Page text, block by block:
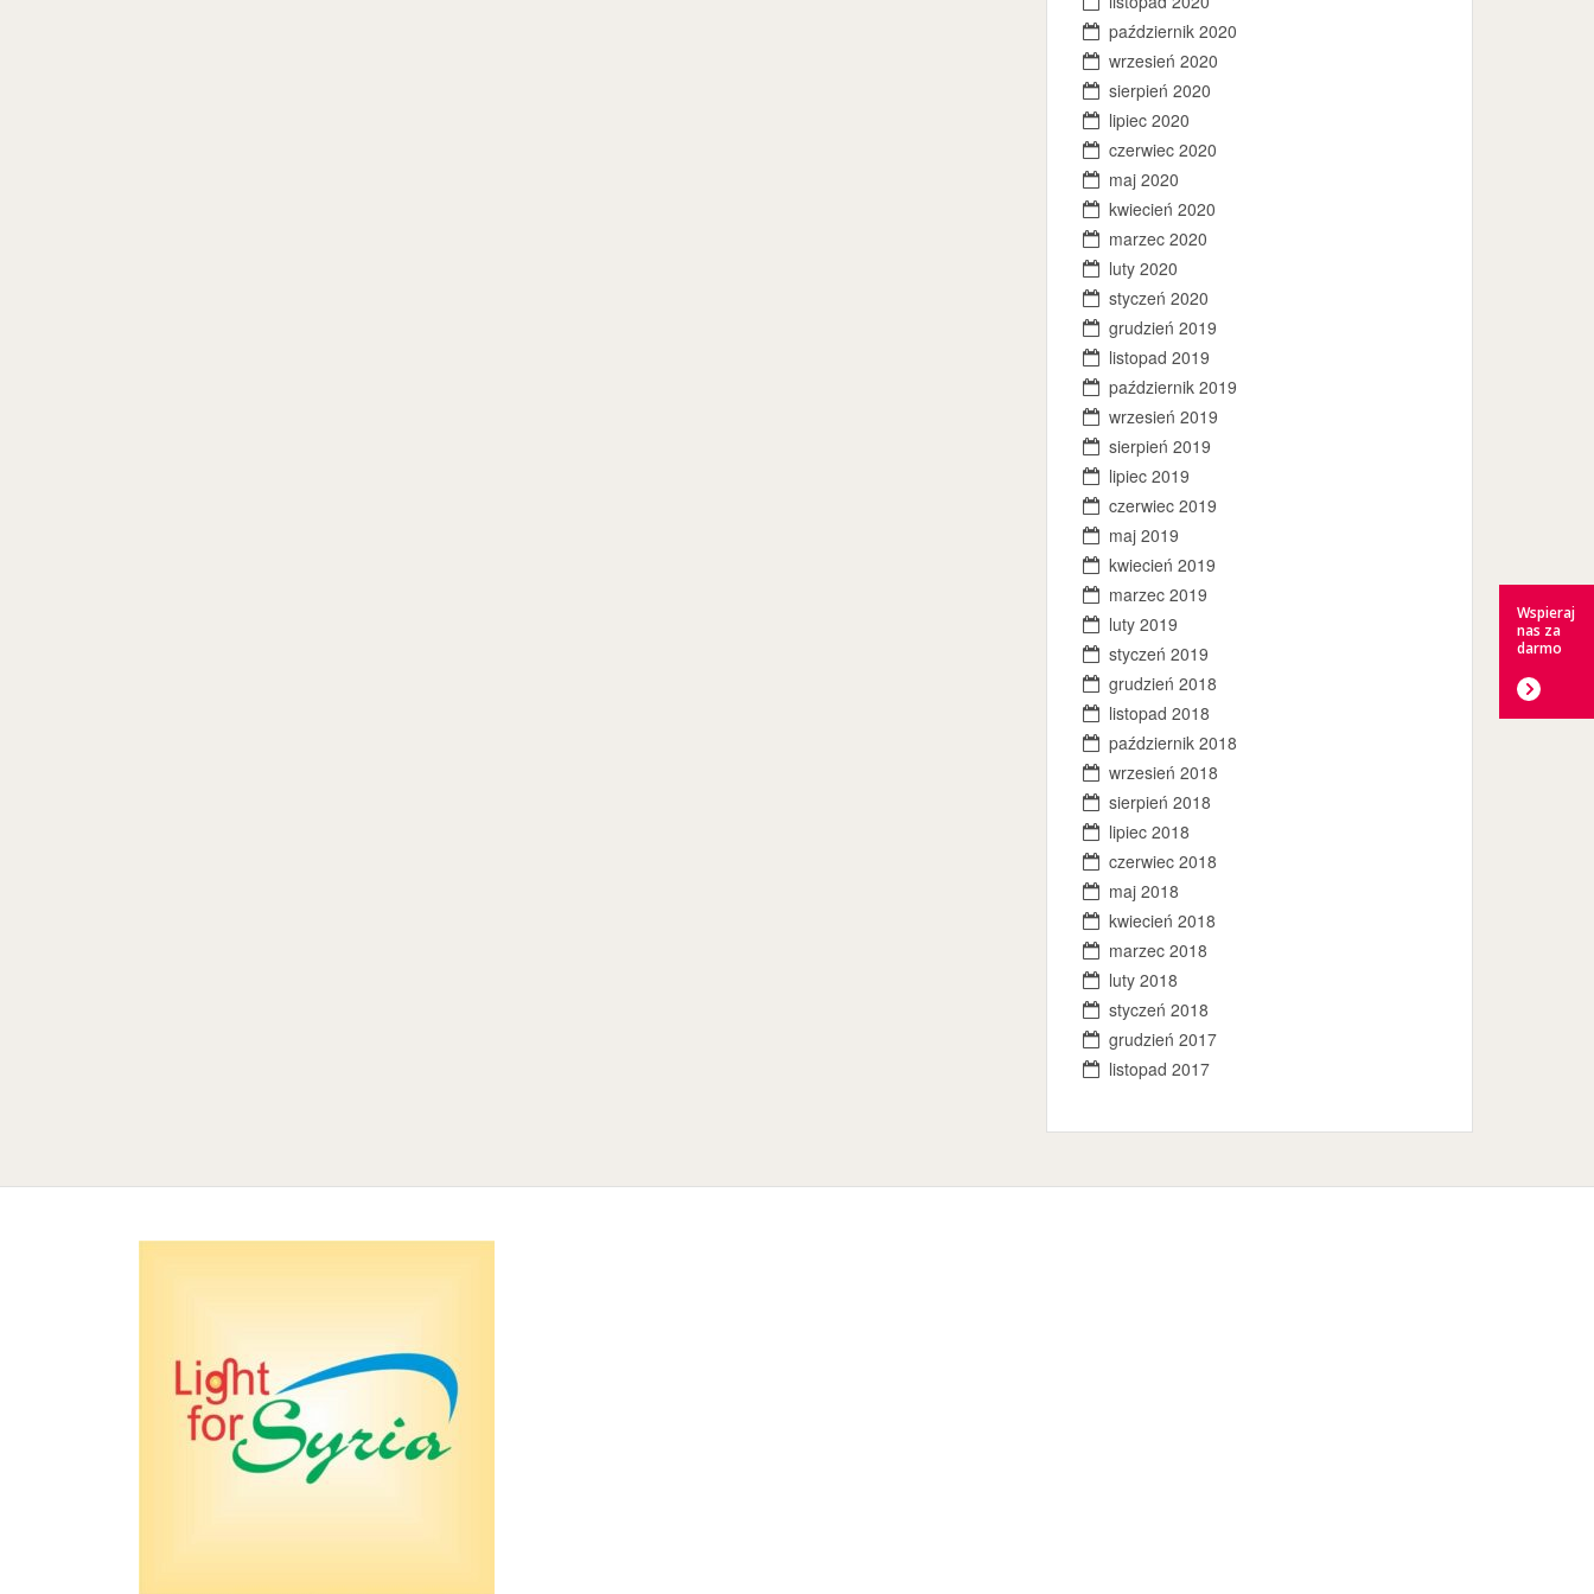
październik 2020
wrzesień 2020
sierpień 2020
lipiec 2020
czerwiec 2020
maj 2020
kwiecień 2020
marzec 2020
luty 2020
styczeń 2020
grudzień 2019
listopad 2019
październik 2019
wrzesień 2019
sierpień 2019
lipiec 2019
czerwiec 2019
maj 2019
kwiecień 2019
marzec 2019
luty 2019
styczeń 2019
grudzień 2018
listopad 2018
październik 2018
wrzesień 2018
sierpień 2018
lipiec 2018
czerwiec 2018
maj 2018
kwiecień 2018
marzec 2018
luty 2018
styczeń 2018
grudzień 2017
listopad 2017
Wspieraj
nas za
darmo